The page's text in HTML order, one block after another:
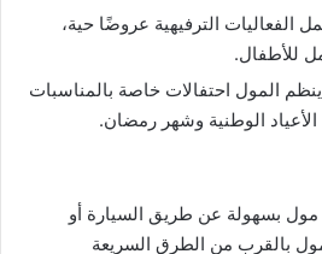
الفعاليات الترفيهية عروضًا حية،
للأطفال.
المول احتفالات خاصة بالمناسبات
الأعياد الوطنية وشهر رمضان.
بسهولة عن طريق السيارة أو
بالقرب من الطرق السريعة